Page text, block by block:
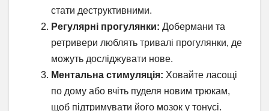
стати деструктивними.
Регулярні прогулянки: Добермани та
ретривери люблять тривалі прогулянки, де
можуть досліджувати нове.
Ментальна стимуляція: Ховайте ласощі
по дому або вчіть пуделя новим трюкам,
щоб підтримувати його мозок у тонусі.